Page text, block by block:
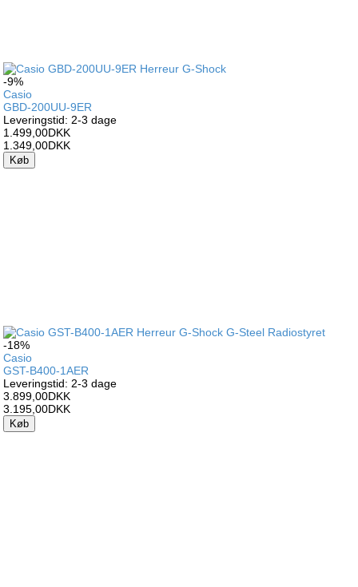
-9%
Casio
GBD-200UU-9ER
Leveringstid: 2-3 dage
1.499,00DKK
1.349,00DKK
Køb
-18%
Casio
GST-B400-1AER
Leveringstid: 2-3 dage
3.899,00DKK
3.195,00DKK
Køb